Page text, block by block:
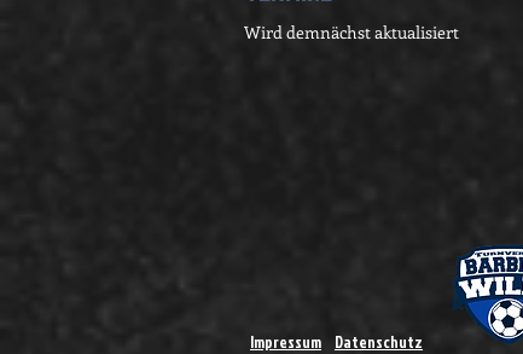
Wird demnächst aktualisiert
Impressum Datenschutz